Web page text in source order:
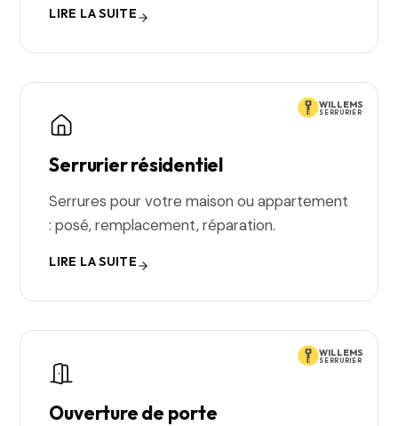
LIRE LA SUITE
WILLEMS
SERRURIER
Serrurier résidentiel
Serrures pour votre maison ou appartement
: posé, remplacement, réparation.
LIRE LA SUITE
WILLEMS
SERRURIER
Ouverture de porte